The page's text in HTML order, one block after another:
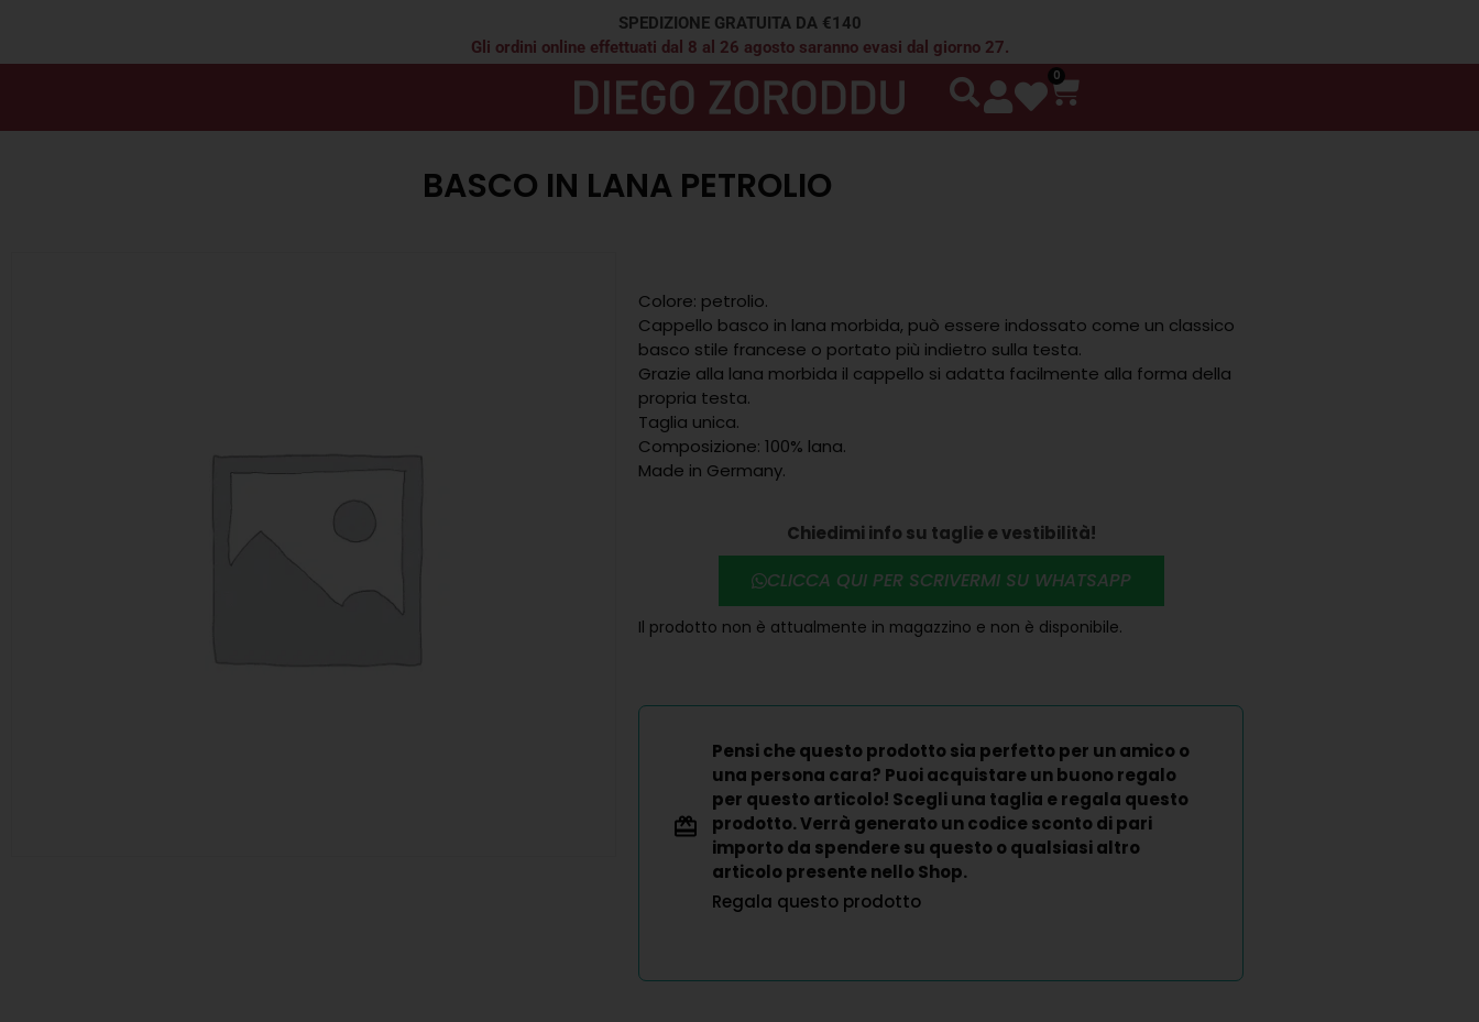
SPEDIZIONE GRATUITA DA €140
Gli ordini online effettuati dal 8 al 26 agosto saranno evasi dal giorno 27.
0
BASCO IN LANA PETROLIO
Colore: petrolio.
Cappello basco in lana morbida, può essere indossato come un classico
basco stile francese o portato più indietro sulla testa.
Grazie alla lana morbida il cappello si adatta facilmente alla forma della
propria testa.
Taglia unica.
Composizione: 100% lana.
Made in Germany.
Chiedimi info su taglie e vestibilità!
CLICCA QUI PER SCRIVERMI SU WHATSAPP
Il prodotto non è attualmente in magazzino e non è disponibile.
Pensi che questo prodotto sia perfetto per un amico o
una persona cara? Puoi acquistare un buono regalo
per questo articolo! Scegli una taglia e regala questo
prodotto. Verrà generato un codice sconto di pari
importo da spendere su questo o qualsiasi altro
articolo presente nello Shop.
Regala questo prodotto